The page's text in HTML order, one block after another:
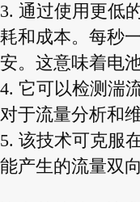
3. 通过使用更低
耗和成本。每秒
安。这意味着电
4. 它可以检测湍
对于流量分析和
5. 该技术可克服
能产生的流量双